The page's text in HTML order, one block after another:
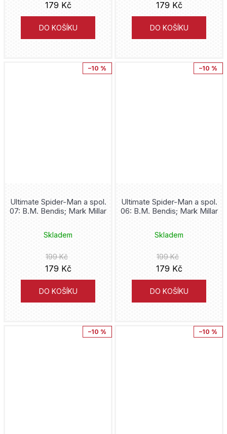
179 Kč
DO KOŠÍKU
179 Kč
DO KOŠÍKU
–10 %
Ultimate Spider-Man a spol.
07: B.M. Bendis; Mark Millar
Skladem
199 Kč
179 Kč
DO KOŠÍKU
–10 %
Ultimate Spider-Man a spol.
06: B.M. Bendis; Mark Millar
Skladem
199 Kč
179 Kč
DO KOŠÍKU
–10 % –10 %